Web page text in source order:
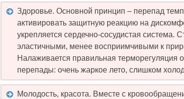
Здоровье. Основной принцип – перепад
активировать защитную реакцию на
укрепляется сердечно-сосудистая система.
эластичными, менее восприимчивыми к
Налаживается правильная терморегуляция
перепады: очень жаркое лето, слишком
Молодость, красота. Вместе с